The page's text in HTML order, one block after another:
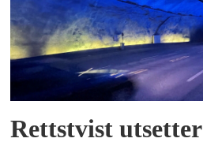
Rettstvist utsetter